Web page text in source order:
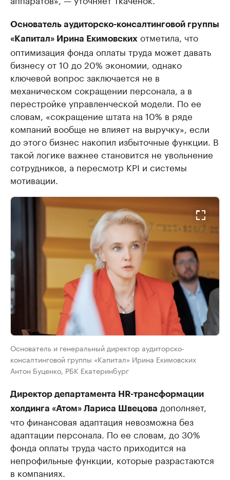
Основатель аудиторско-консалтинговой группы
«Капитал» Ирина Екимовских отметила, что
оптимизация фонда оплаты труда может давать
бизнесу от 10 до 20% экономии, однако
ключевой вопрос заключается не в
механическом сокращении персонала, а в
перестройке управленческой модели. По ее
словам, «сокращение штата на 10% в ряде
компаний вообще не влияет на выручку», если
до этого бизнес накопил избыточные функции. В
такой логике важнее становится не увольнение
сотрудников, а пересмотр KPI и системы
мотивации.
Основатель и генеральный директор аудиторско-
консалтинговой группы «Капитал» Ирина Екимовских
Антон Буценко, РБК Екатеринбург
Директор департамента HR-трансформации
холдинга «Атом» Лариса Швецова дополняет,
что финансовая адаптация невозможна без
адаптации персонала. По ее словам, до 30%
фонда оплаты труда часто приходится на
непрофильные функции, которые разрастаются
в компаниях.